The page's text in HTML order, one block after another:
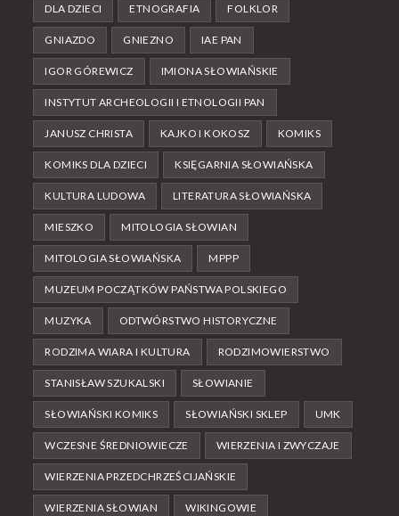
DLA DZIECI ETNOGRAFIA FOLKLOR
GNIAZDO GNIEZNO IAE PAN
IGOR GÓREWICZ IMIONA SŁOWIAŃSKIE
INSTYTUT ARCHEOLOGII I ETNOLOGII PAN
JANUSZ CHRISTA KAJKO I KOKOSZ KOMIKS
KOMIKS DLA DZIECI KSIĘGARNIA SŁOWIAŃSKA
KULTURA LUDOWA LITERATURA SŁOWIAŃSKA
MIESZKO MITOLOGIA SŁOWIAN
MITOLOGIA SŁOWIAŃSKA MPPP
MUZEUM POCZĄTKÓW PAŃSTWA POLSKIEGO
MUZYKA ODTWÓRSTWO HISTORYCZNE
RODZIMA WIARA I KULTURA RODZIMOWIERSTWO
STANISŁAW SZUKALSKI SŁOWIANIE
SŁOWIAŃSKI KOMIKS SŁOWIAŃSKI SKLEP UMK
WCZESNE ŚREDNIOWIECZE WIERZENIA I ZWYCZAJE
WIERZENIA PRZEDCHRZEŚCIJAŃSKIE
WIERZENIA SŁOWIAN WIKINGOWIE